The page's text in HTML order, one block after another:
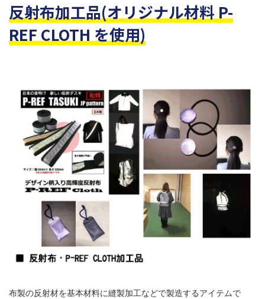
反射布加工品(オリジナル材料 P-
REF CLOTH を使用)
布製の反射材を基本材料に縫製加工などで製造するアイテムで